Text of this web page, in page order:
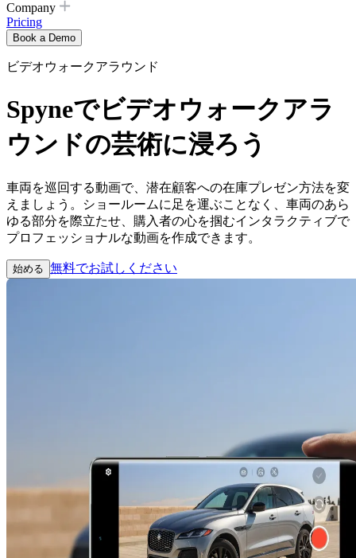
Company
Pricing
Book a Demo
ビデオウォークアラウンド
Spyneでビデオウォークアラ
ウンドの芸術に浸ろう
車両を巡回する動画で、潜在顧客への在庫プレゼン方法を変
えましょう。ショールームに足を運ぶことなく、車両のあら
ゆる部分を際立たせ、購入者の心を掴むインタラクティブで
プロフェッショナルな動画を作成できます。
始める 無料でお試しください